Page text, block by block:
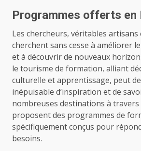
Programmes offerts en
Les chercheurs, véritables artisans
cherchent sans cesse à améliorer
et à découvrir de nouveaux
le tourisme de formation, alliant
culturelle et apprentissage, peut
inépuisable d’inspiration et de
nombreuses destinations à travers
proposent des programmes de
spécifiquement conçus pour
besoins.